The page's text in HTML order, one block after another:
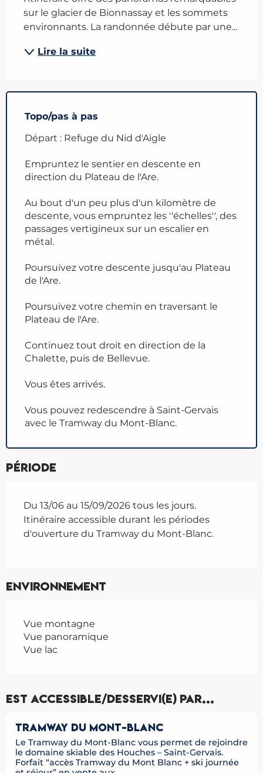
sur le glacier de Bionnassay et les sommets
environnants. La randonnée débute par une...
Lire la suite
Topo/pas à pas
Départ : Refuge du Nid d'Aigle
Empruntez le sentier en descente en
direction du Plateau de l'Are.
Au bout d'un peu plus d'un kilomètre de
descente, vous empruntez les ''échelles'', des
passages vertigineux sur un escalier en
métal.
Poursuivez votre descente jusqu'au Plateau
de l'Are.
Poursuivez votre chemin en traversant le
Plateau de l'Are.
Continuez tout droit en direction de la
Chalette, puis de Bellevue.
Vous êtes arrivés.
Vous pouvez redescendre à Saint-Gervais
avec le Tramway du Mont-Blanc.
Période
Du 13/06 au 15/09/2026 tous les jours.
Itinéraire accessible durant les périodes
d'ouverture du Tramway du Mont-Blanc.
Environnement
Vue montagne
Vue panoramique
Vue lac
Est accessible/desservi(e) par...
TRAMWAY DU MONT-BLANC
Le Tramway du Mont-Blanc vous permet de rejoindre
le domaine skiable des Houches – Saint-Gervais.
Forfait “accès Tramway du Mont Blanc + ski journée